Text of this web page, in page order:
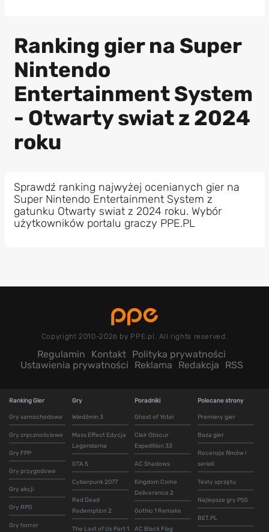
Ranking gier na Super
Nintendo
Entertainment System
- Otwarty swiat z 2024
roku
Sprawdź ranking najwyżej ocenianych gier na
Super Nintendo Entertainment System z
gatunku Otwarty swiat z 2024 roku. Wybór
użytkowników portalu graczy PPE.PL
Copyright 2010-2026 by PPE.pl. All rights reserved.
Regulamin Kontakt Polityka prywatności
Ustawienia prywatności
Reklama Redakcja RSS
Ranking Gier
Gry samochodowe
Gry zręcznościowe
Gry FPP
Gry przygodowe
Gry akcji
Gry RPG
Gry horror
Gry
Wiedźmin 3
Mass Effect Edycja
Legendarna
GTA 5
Cyberpunk 2077
Red Dead
Redemption 2
The Last of Us Part 1
Poradniki
Ghost of Yotei
Clair Obscur
Expedition 33
AC Shadows
Kingdom Come
Deliverance 2
Gothic 1 Remake
AC Black Flag
Polecane strony
Premiery gier
Baza gier
Recenzje filmów i
seriali
Testy sprzętu
Najlepsze gry PS5
BET.PL